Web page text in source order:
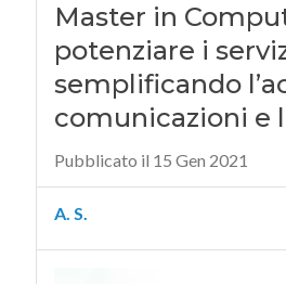
Master in
potenziare i
semplificando
comunicazioni e
Pubblicato il 15 Gen 2021
A. S.